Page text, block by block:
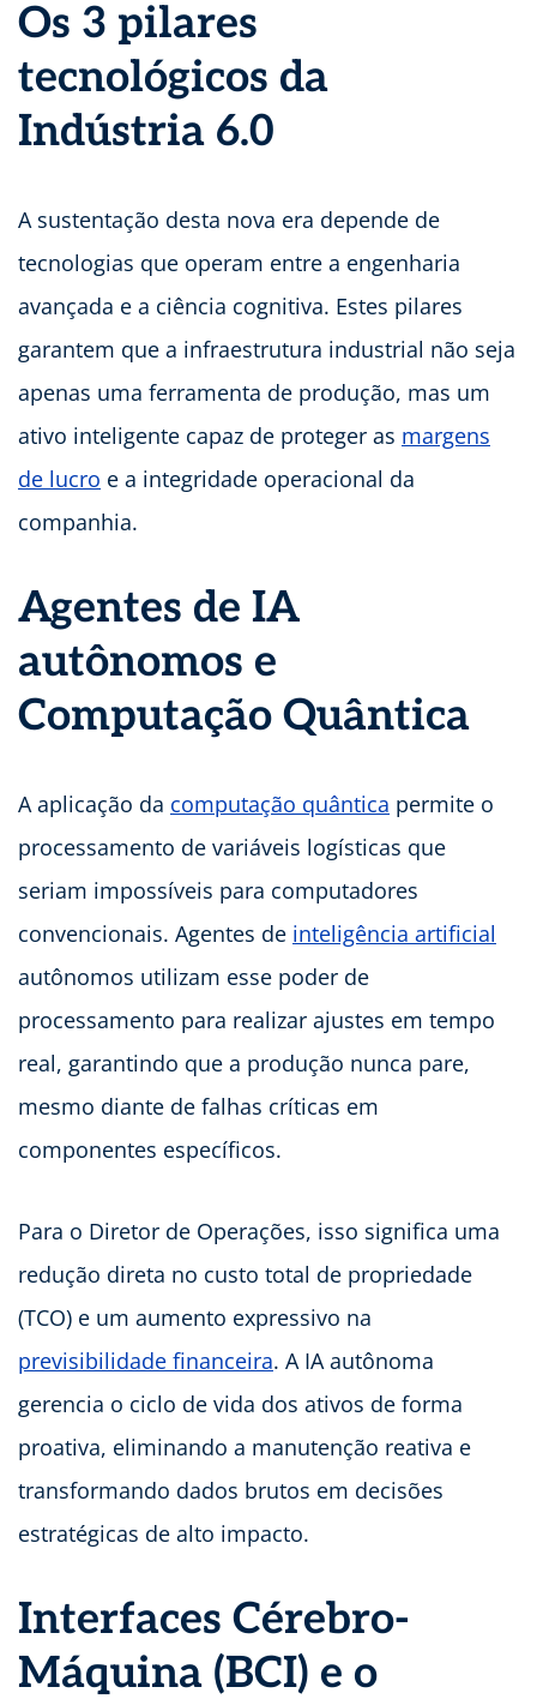
Os 3 pilares
tecnológicos da
Indústria 6.0
A sustentação desta nova era depende de
tecnologias que operam entre a engenharia
avançada e a ciência cognitiva. Estes pilares
garantem que a infraestrutura industrial não seja
apenas uma ferramenta de produção, mas um
ativo inteligente capaz de proteger as margens
de lucro e a integridade operacional da
companhia.
Agentes de IA
autônomos e
Computação Quântica
A aplicação da computação quântica permite o
processamento de variáveis logísticas que
seriam impossíveis para computadores
convencionais. Agentes de inteligência artificial
autônomos utilizam esse poder de
processamento para realizar ajustes em tempo
real, garantindo que a produção nunca pare,
mesmo diante de falhas críticas em
componentes específicos.
Para o Diretor de Operações, isso significa uma
redução direta no custo total de propriedade
(TCO) e um aumento expressivo na
previsibilidade financeira. A IA autônoma
gerencia o ciclo de vida dos ativos de forma
proativa, eliminando a manutenção reativa e
transformando dados brutos em decisões
estratégicas de alto impacto.
Interfaces Cérebro-
Máquina (BCI) e o